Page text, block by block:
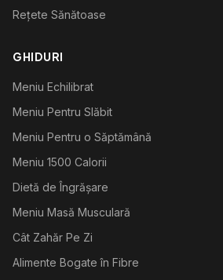
Rețete Sănătoase
GHIDURI
Meniu Echilibrat
Meniu Pentru Slăbit
Meniu Pentru o Săptămână
Meniu 1500 Calorii
Dietă de Îngrășare
Meniu Masă Musculară
Cât Zahăr Pe Zi
Alimente Bogate în Fibre